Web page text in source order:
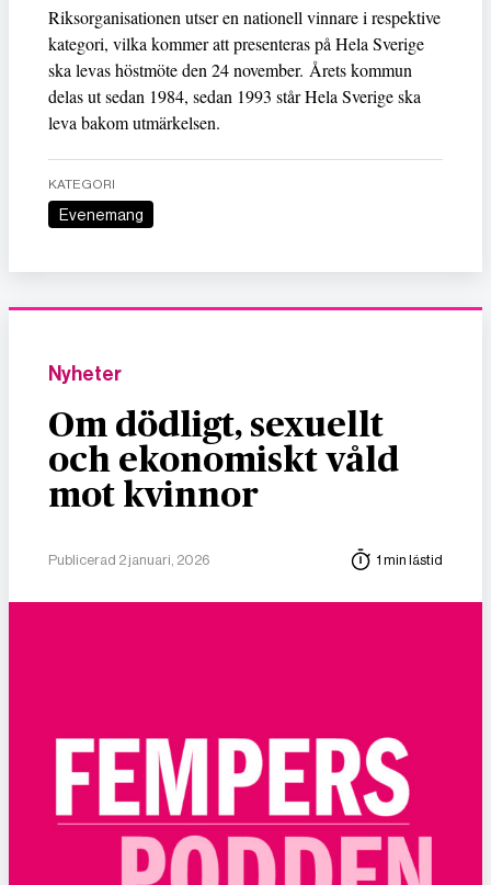
Riksorganisationen utser en nationell vinnare i respektive
kategori, vilka kommer att presenteras på Hela Sverige
ska levas höstmöte den 24 november. Årets kommun
delas ut sedan 1984, sedan 1993 står Hela Sverige ska
leva bakom utmärkelsen.
KATEGORI
Evenemang
Nyheter
Om dödligt, sexuellt
och ekonomiskt våld
mot kvinnor
Publicerad 2 januari, 2026 1 min lästid